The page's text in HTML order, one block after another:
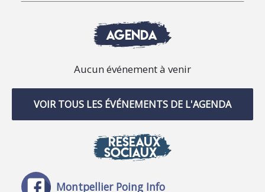
AGENDA
Aucun événement à venir
VOIR TOUS LES ÉVÉNEMENTS DE L'AGENDA
RÉSEAUX
SOCIAUX
Montpellier Poing Info